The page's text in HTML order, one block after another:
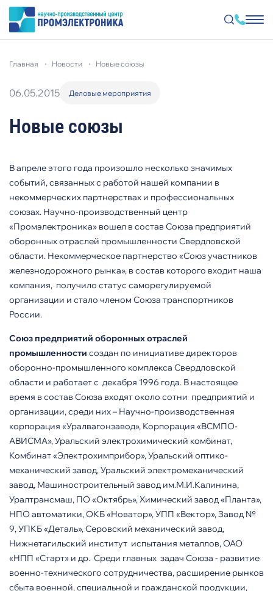
основному
главная новости новые союзы
06.05.2015 Деловые мероприятия
Новые союзы
В апреле этого года произошло несколько значимых
событий, связанных с работой нашей компании в
некоммерческих партнерствах и профессиональных
союзах. Научно-производственный центр
«Промэлектроника» вошел в состав Союза предприятий
оборонных отраслей промышленности Свердловской
области. Некоммерческое партнерство «Союз участников
железнодорожного рынка», в состав которого входит наша
компания, получило статус саморегулируемой
организации и стало членом Союза транспортников
России.
Союз предприятий оборонных отраслей
промышленности создан по инициативе директоров
оборонно-промышленного комплекса Свердловской
области и работает с декабря 1996 года. В настоящее
время в состав Союза входят около сотни предприятий и
организации, среди них – Научно-производственная
корпорация «Уралвагонзавод», Корпорация «ВСМПО-
АВИСМА», Уральский электрохимический комбинат,
Комбинат «Электрохимприбор», Уральский оптико-
механический завод, Уральский электромеханический
завод, Машиностроительный завод им.М.И.Калинина,
Уралтрансмаш, ПО «Октябрь», Химический завод «Планта»,
НПО автоматики, ОКБ «Новатор», УПП «Вектор», Завод №
9, УПКБ «Деталь», Серовский механический завод,
Нижнетагильский институт испытания металлов, ОАО
«НПП «Старт» и др. Среди главных задач Союза - развитие
военно-технического сотрудничества, расширение рынков
сбыта военной, специальной и гражданской продукции,